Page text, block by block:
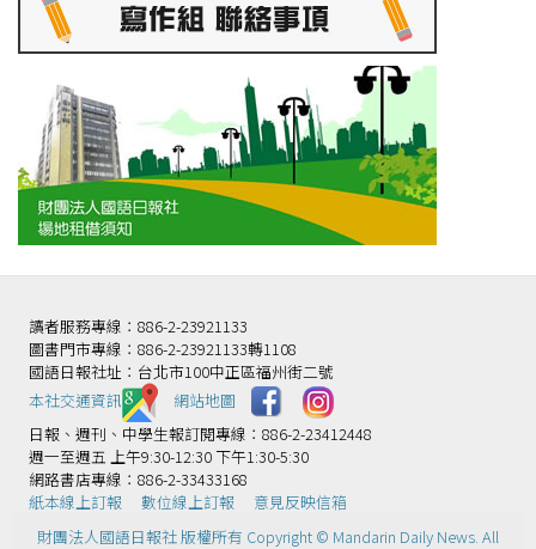
讀者服務專線：886-2-23921133
圖書門市專線：886-2-23921133轉1108
國語日報社址：台北市100中正區福州街二號
本社交通資訊️
網站地圖
日報、週刊、中學生報訂閱專線：886-2-23412448
週一至週五 上午9:30-12:30 下午1:30-5:30
網路書店專線：886-2-33433168
紙本線上訂報
數位線上訂報
意見反映信箱
財團法人國語日報社 版權所有 Copyright © Mandarin Daily News. All